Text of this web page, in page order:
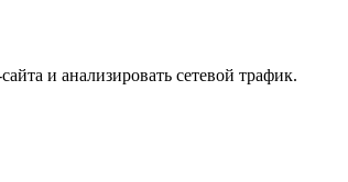
и анализировать сетевой трафик.